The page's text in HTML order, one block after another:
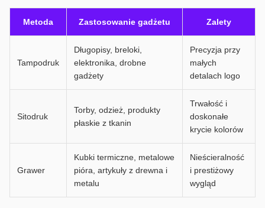
Metoda Zastosowanie gadżetu Zalety
Tampodruk
Długopisy, breloki,
elektronika, drobne
gadżety
Precyzja przy
małych
detalach logo
Sitodruk
Torby, odzież, produkty
płaskie z tkanin
Trwałość i
doskonałe
krycie kolorów
Grawer
Kubki termiczne, metalowe
pióra, artykuły z drewna i
metalu
Nieścieralność
i prestiżowy
wygląd